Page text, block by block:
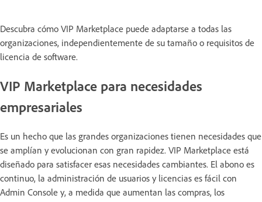
Descubra cómo VIP Marketplace puede adaptarse a todas las
organizaciones, independientemente de su tamaño o requisitos de
licencia de software.
VIP Marketplace para necesidades
empresariales
Es un hecho que las grandes organizaciones tienen necesidades que
se amplían y evolucionan con gran rapidez. VIP Marketplace está
diseñado para satisfacer esas necesidades cambiantes. El abono es
continuo, la administración de usuarios y licencias es fácil con
Admin Console y, a medida que aumentan las compras, los